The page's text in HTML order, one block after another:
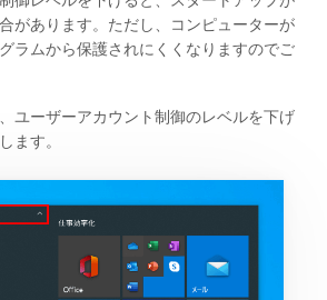
があります。ただし、コンピューターが
ラムから保護されにくくなりますのでご
ユーザーアカウント制御のレベルを下げ
ます。